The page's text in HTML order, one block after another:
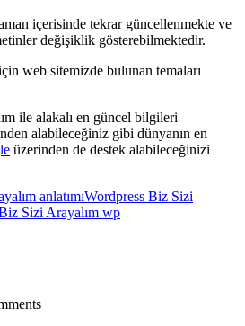
içerisinde tekrar güncellenmekte ve
değişiklik gösterebilmektedir.
web sitemizde bulunan temaları
ile alakalı en güncel bilgileri
alabileceğiniz gibi dünyanın en
üzerinden de destek alabileceğinizi
anlatımıWordpress Biz Sizi
Sizi Arayalım wp